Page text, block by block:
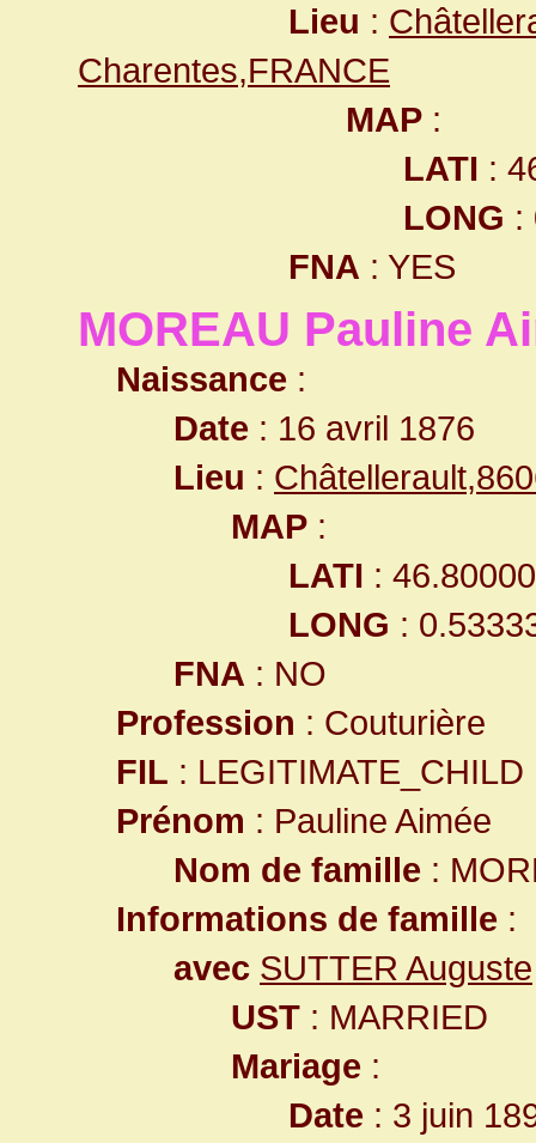
Lieu :
Charentes,FRANCE
MAP :
LATI :
LONG :
FNA : YES
MOREAU Pauline
Naissance :
Date : 16 avril 1876
Lieu :
MAP :
LATI :
LONG :
FNA : NO
Profession : Couturière
FIL : LEGITIMATE_CHILD
Prénom : Pauline Aimée
Nom de famille :
Informations de famille :
avec SUTTER Auguste
UST : MARRIED
Mariage :
Date : 3 juin